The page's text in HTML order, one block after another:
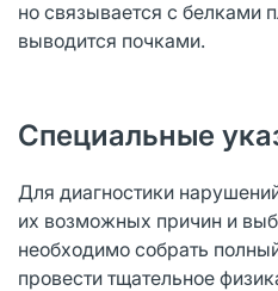
но связывается с белками
выводится почками.
Специальные
Для диагностики
их возможных причин и
необходимо собрать
провести тщательное